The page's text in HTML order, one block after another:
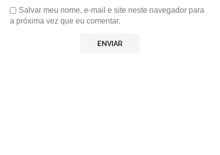
Salvar meu nome, e-mail e site neste navegador para
a próxima vez que eu comentar.